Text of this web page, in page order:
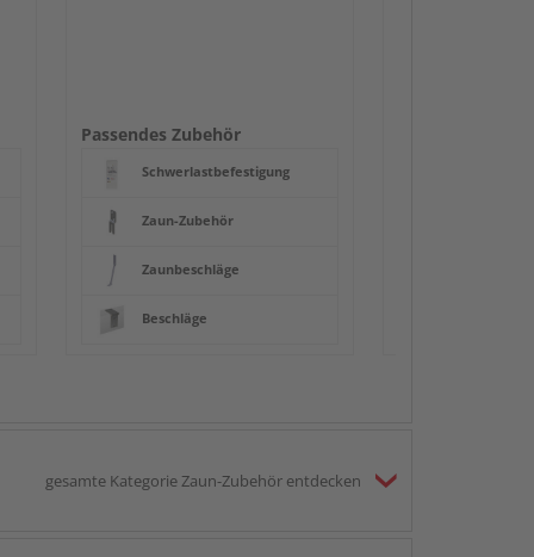
Passendes Zubehör
Schwerlastbefestigung
Zaun-Zubehör
Zaunbeschläge
Beschläge
gesamte Kategorie Zaun-Zubehör entdecken